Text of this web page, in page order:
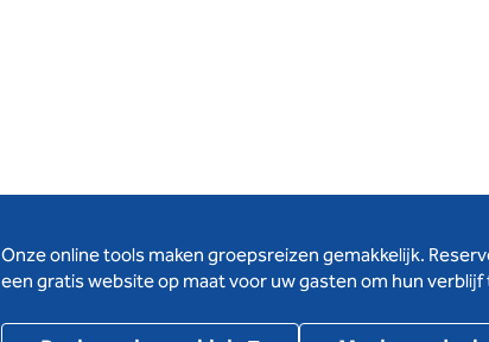
Onze online tools maken groepsreizen gemakkelijk.
een gratis website op maat voor uw gasten om hun verblijf